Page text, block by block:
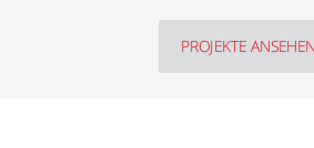
PROJEKTE ANSEHEN